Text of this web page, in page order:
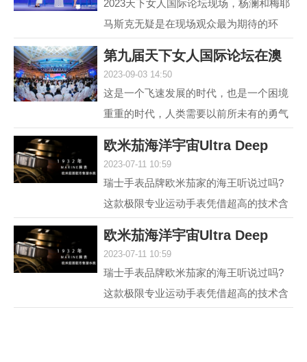
2023天下女人国际论坛现场，杨澜和梅耶
马斯克无疑是在现场观众最为期待的环
传奇人生的优秀女性，...
第九届天下女人国际论坛在澳
2023-09-03 14:50
这是一个飞速发展的时代，也是一个困境
重重的时代，人类需要以前所未有的勇气
不可或缺的组成部分...
欧米茄海洋宇宙Ultra Deep
2023-07-11 10:59
瑞士手表品牌欧米茄家的海王听说过吗?
这款极限专业运动手表凭借超高的技术含
议，它就是欧米茄海...
欧米茄海洋宇宙Ultra Deep
2023-07-11 10:59
瑞士手表品牌欧米茄家的海王听说过吗?
这款极限专业运动手表凭借超高的技术含